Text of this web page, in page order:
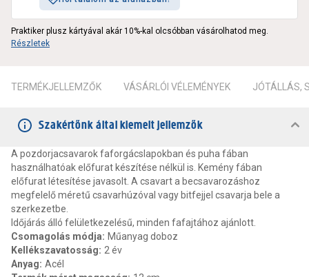
Praktiker plusz kártyával akár 10%-kal olcsóbban vásárolhatod meg.
Részletek
TERMÉKJELLEMZŐK VÁSÁRLÓI VÉLEMÉNYEK JÓTÁLLÁS,
Szakértőnk által kiemelt jellemzők
A pozdorjacsavarok faforgácslapokban és puha fában
használhatóak előfurat készítése nélkül is. Kemény fában
előfurat létesítése javasolt. A csavart a becsavarozáshoz
megfelelő méretű csavarhúzóval vagy bitfejjel csavarja bele a
szerkezetbe.
Időjárás álló felületkezelésű, minden fafajtához ajánlott.
Csomagolás módja: Műanyag doboz
Kellékszavatosság: 2 év
Anyag: Acél